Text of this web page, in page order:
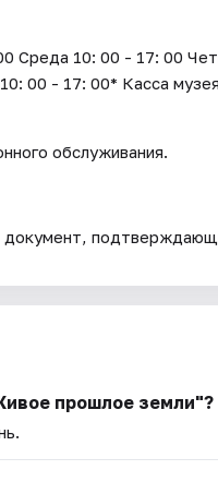
Среда 10: 00 - 17: 00
00 - 17: 00* Касса
обслуживания.
документ,
прошлое земли"?